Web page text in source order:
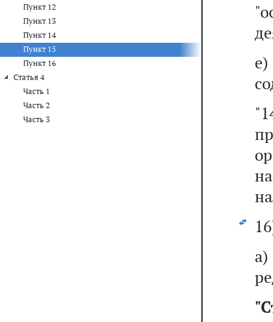
Пункт 12
Пункт 13
Пункт 14
Пункт 15
Пункт 16
Статья 4
Часть 1
Часть 2
Часть 3
"